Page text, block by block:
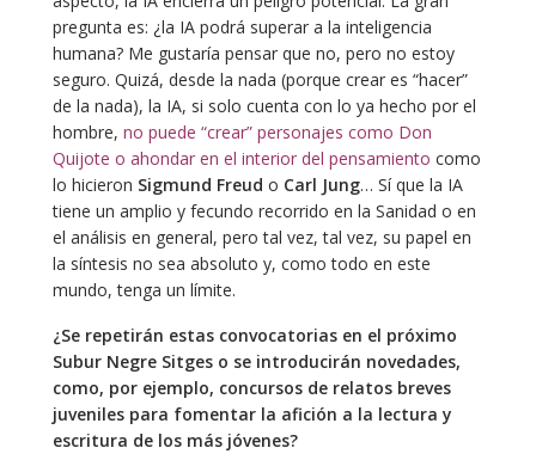
pregunta es: ¿la IA podrá superar a la inteligencia
humana? Me gustaría pensar que no, pero no estoy
seguro. Quizá, desde la nada (porque crear es “hacer”
de la nada), la IA, si solo cuenta con lo ya hecho por el
hombre, no puede “crear” personajes como Don
Quijote o ahondar en el interior del pensamiento como
lo hicieron Sigmund Freud o Carl Jung… Sí que la IA
tiene un amplio y fecundo recorrido en la Sanidad o en
el análisis en general, pero tal vez, tal vez, su papel en
la síntesis no sea absoluto y, como todo en este
mundo, tenga un límite.
¿Se repetirán estas convocatorias en el próximo
Subur Negre Sitges o se introducirán novedades,
como, por ejemplo, concursos de relatos breves
juveniles para fomentar la afición a la lectura y
escritura de los más jóvenes?